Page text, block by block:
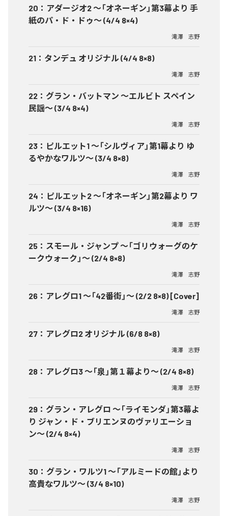
20 ： アダージオ2 ～「オネーギン」第3幕より 手
紙のパ・ド・ドゥ～ (4/4 8×4)
滝澤 志野
21 ： タンデュ オリジナル (4/4 8×8)
滝澤 志野
22 ： グラン・バットマン ～エルビト スペイン
民謡～ (3/4 8×4)
滝澤 志野
23 ： ピルエット1 ～「シルヴィア」第1幕より ゆ
るやかなワルツ～ (3/4 8×8)
滝澤 志野
24 ： ピルエット2 ～「オネーギン」第2幕より ワ
ルツ～ (3/4 8×16)
滝澤 志野
25 ： スモール・ジャンプ ～「ゴリウォーグのケ
ークウォーク」～ (2/4 8×8)
滝澤 志野
26 ： アレグロ1 ～「42番街」～ (2/2 8×8) [Cover]
滝澤 志野
27 ： アレグロ2 オリジナル (6/8 8×8)
滝澤 志野
28 ： アレグロ3 ～「泉」第１幕より～ (2/4 8×8)
滝澤 志野
29 ： グラン・アレグロ ～「ライモンダ」第3幕よ
り ジャン・ド・ブリエンヌのヴァリエーショ
ン～ (2/4 8×4)
滝澤 志野
30 ： グラン・ワルツ1 ～「アルミードの館」より
高貴なワルツ～ (3/4 8×10)
滝澤 志野